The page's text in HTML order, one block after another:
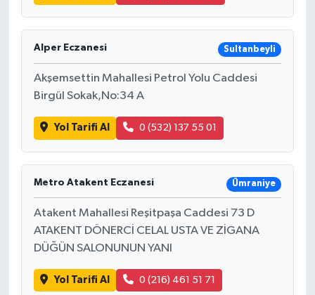
Alper Eczanesi Sultanbeyli
Akşemsettin Mahallesi Petrol Yolu Caddesi
Birgül Sokak,No:34 A
Yol Tarifi Al 0 (532) 137 55 01
Metro Atakent Eczanesi Ümraniye
Atakent Mahallesi Reşitpaşa Caddesi 73 D
ATAKENT DÖNERCİ CELAL USTA VE ZİGANA
DÜĞÜN SALONUNUN YANI
Yol Tarifi Al 0 (216) 461 51 71